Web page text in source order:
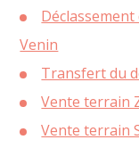
Venin
Transfert du
Vente terrain
Vente terrain